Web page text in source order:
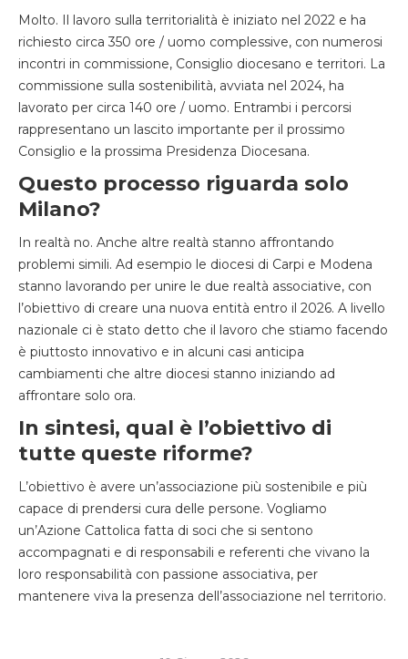
Molto. Il lavoro sulla territorialità è iniziato nel 2022 e ha
richiesto circa 350 ore / uomo complessive, con numerosi
incontri in commissione, Consiglio diocesano e territori. La
commissione sulla sostenibilità, avviata nel 2024, ha
lavorato per circa 140 ore / uomo. Entrambi i percorsi
rappresentano un lascito importante per il prossimo
Consiglio e la prossima Presidenza Diocesana.
Questo processo riguarda solo
Milano?
In realtà no. Anche altre realtà stanno affrontando
problemi simili. Ad esempio le diocesi di Carpi e Modena
stanno lavorando per unire le due realtà associative, con
l’obiettivo di creare una nuova entità entro il 2026. A livello
nazionale ci è stato detto che il lavoro che stiamo facendo
è piuttosto innovativo e in alcuni casi anticipa
cambiamenti che altre diocesi stanno iniziando ad
affrontare solo ora.
In sintesi, qual è l’obiettivo di
tutte queste riforme?
L’obiettivo è avere un’associazione più sostenibile e più
capace di prendersi cura delle persone. Vogliamo
un’Azione Cattolica fatta di soci che si sentono
accompagnati e di responsabili e referenti che vivano la
loro responsabilità con passione associativa, per
mantenere viva la presenza dell’associazione nel territorio.